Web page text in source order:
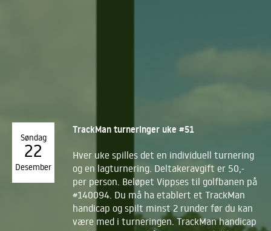
TrackMan turneringer uke #51
Hver uke spilles det en individuell turnering
og en lagturnering. Deltakeravgift er 50,-
per person. Beløpet Vippses til golfbanen på
#140094. Du må ha etablert et TrackMan
handicap og spilt minst 2 runder før du kan
være med i turneringen. TrackMan handicap
Søndag
22
Desember